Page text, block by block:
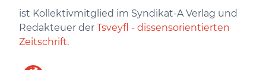
ist Kollektivmitglied im Syndikat-A Verlag und
Redakteuer der Tsveyfl - dissensorientierten
Zeitschrift.